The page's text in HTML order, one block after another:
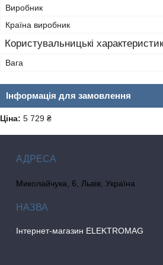
Виробник
Країна виробник
Користувальницькі
Вага
Інформація для замовлення
Ціна: 5 729 ₴
Миколайчука, 6, Львів, Україна
Інтернет-магазин ELEKTROMAG